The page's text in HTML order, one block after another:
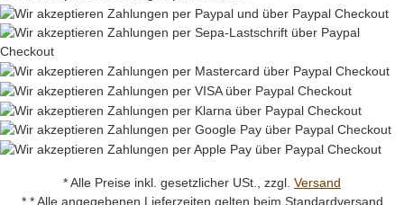
* Alle Preise inkl. gesetzlicher USt., zzgl. Versand
* * Alle angegebenen Lieferzeiten gelten beim Standardversand